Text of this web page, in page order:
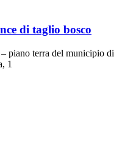
di taglio bosco
piano terra del municipio di
1